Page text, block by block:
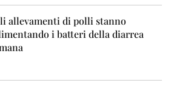
allevamenti di polli stanno
i batteri della diarrea